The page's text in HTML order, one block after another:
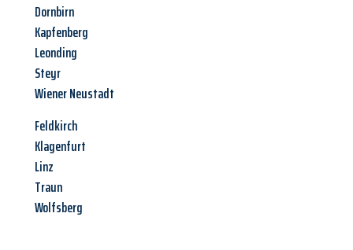
Dornbirn
Kapfenberg
Leonding
Steyr
Wiener Neustadt
Feldkirch
Klagenfurt
Linz
Traun
Wolfsberg